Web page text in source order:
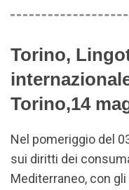
Cinzia Cerrachio e
Aldo De Chiara
Torino,
Torino,14
Nel pomeriggio del
sui diritti dei
Mediterraneo, con